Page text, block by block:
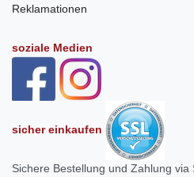
Reklamationen
soziale Medien
sicher einkaufen
Sichere Bestellung und Zahlung via